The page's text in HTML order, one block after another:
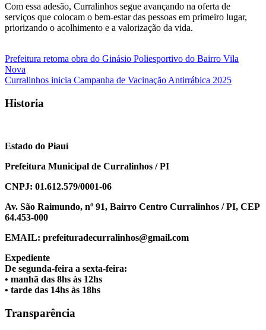
Com essa adesão, Curralinhos segue avançando na oferta de
serviços que colocam o bem-estar das pessoas em primeiro lugar,
priorizando o acolhimento e a valorização da vida.
Navegação
de
Prefeitura retoma obra do Ginásio Poliesportivo do Bairro Vila
Nova
Curralinhos inicia Campanha de Vacinação Antirrábica 2025
Historia
Estado do Piauí
Prefeitura Municipal de Curralinhos / PI
CNPJ: 01.612.579/0001-06
Av. São Raimundo, nº 91, Bairro Centro Curralinhos / PI, CEP
64.453-000
EMAIL: prefeituradecurralinhos@gmail.com
Expediente
De segunda-feira a sexta-feira:
• manhã das 8hs às 12hs
• tarde das 14hs às 18hs
Transparência